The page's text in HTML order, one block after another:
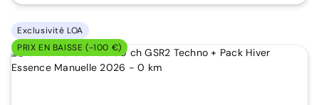
Exclusivité LOA
PRIX EN BAISSE (-100 €)